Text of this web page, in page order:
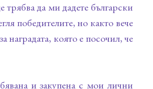
да ми дадете български
победителите, но както вече
наградата, която е посочил, че
и закупена с мои лични